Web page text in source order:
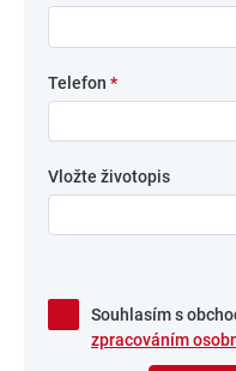
Telefon *
Vložte životopis
Souhlasím s
zpracováním